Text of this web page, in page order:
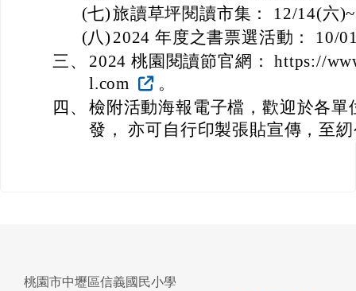
(七)旅讀草坪閱讀市集： 12/14(六
(八) 2024 年度之書票選活動： 10/
三、
2024 桃園閱讀節官網： https://
l.com
。
四、 檢附活動海報電子檔，歡迎於各
發， 亦可自行印製張貼宣傳，至
桃園市中壢區信義國民小學